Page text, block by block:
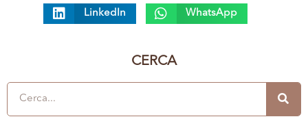
LinkedIn WhatsApp
CERCA